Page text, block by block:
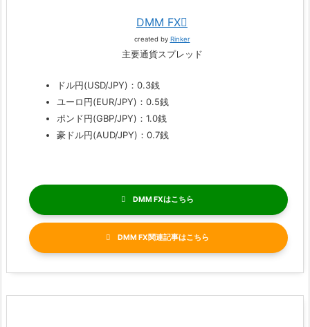
DMM FX
created by Rinker
主要通貨スプレッド
ドル円(USD/JPY)：0.3銭
ユーロ円(EUR/JPY)：0.5銭
ポンド円(GBP/JPY)：1.0銭
豪ドル円(AUD/JPY)：0.7銭
DMM FX
DMM FX関連記事